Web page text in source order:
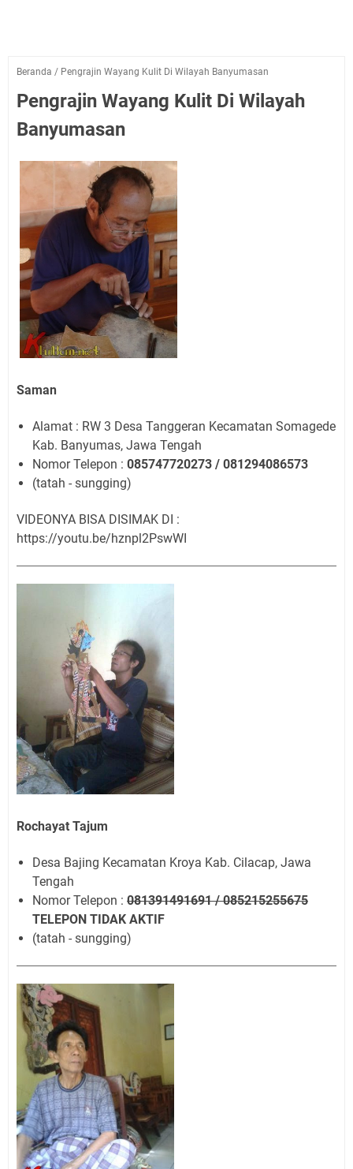
Beranda / Pengrajin Wayang Kulit Di Wilayah Banyumasan
Pengrajin Wayang Kulit Di Wilayah
Banyumasan
Saman
Alamat : RW 3 Desa Tanggeran Kecamatan Somagede
Kab. Banyumas, Jawa Tengah
Nomor Telepon : 085747720273 / 081294086573
(tatah - sungging)
VIDEONYA BISA DISIMAK DI :
https://youtu.be/hznpl2PswWI
Rochayat Tajum
Desa Bajing Kecamatan Kroya Kab. Cilacap, Jawa
Tengah
Nomor Telepon : 081391491691 / 085215255675
TELEPON TIDAK AKTIF
(tatah - sungging)